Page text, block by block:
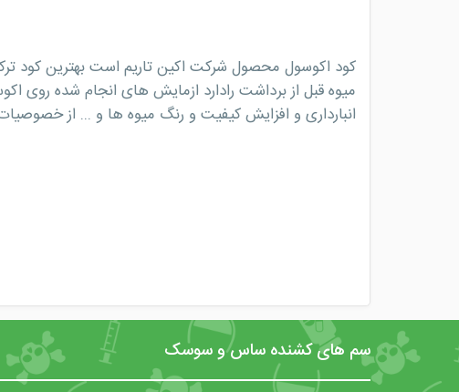
کود اکوسول محصول شرکت اکین تاریم است بهترین کود
میوه قبل از برداشت رادارد ازمایش های انجام شده روی
انبارداری و افزایش کیفیت و رنگ میوه ها و ... از
سم های کشنده ساس و سوسک